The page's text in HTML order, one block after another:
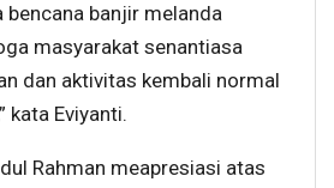
bencana banjir melanda
masyarakat senantiasa
dan aktivitas kembali normal
kata Eviyanti.
Rahman meapresiasi atas